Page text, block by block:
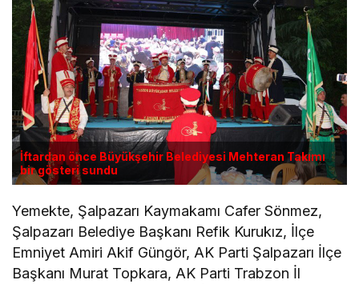
İftardan önce Büyükşehir Belediyesi Mehteran Takımı
bir gösteri sundu
Yemekte, Şalpazarı Kaymakamı Cafer Sönmez,
Şalpazarı Belediye Başkanı Refik Kurukız, İlçe
Emniyet Amiri Akif Güngör, AK Parti Şalpazarı İlçe
Başkanı Murat Topkara, AK Parti Trabzon İl